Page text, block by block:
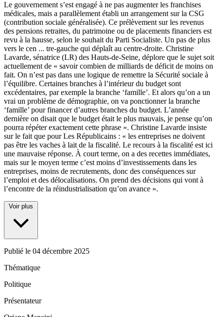
Le gouvernement s’est engagé à ne pas augmenter les franchises
médicales, mais a parallèlement établi un arrangement sur la CSG
(contribution sociale généralisée). Ce prélèvement sur les revenus
des pensions retraites, du patrimoine ou de placements financiers est
revu à la hausse, selon le souhait du Parti Socialiste. Un pas de plus
vers le cen ... tre-gauche qui déplaît au centre-droite. Christine
Lavarde, sénatrice (LR) des Hauts-de-Seine, déplore que le sujet soit
actuellement de « savoir combien de milliards de déficit de moins on
fait. On n’est pas dans une logique de remettre la Sécurité sociale à
l’équilibre. Certaines branches à l’intérieur du budget sont
excédentaires, par exemple la branche ‘famille’. Et alors qu’on a un
vrai un problème de démographie, on va ponctionner la branche
‘famille’ pour financer d’autres branches du budget. L’année
dernière on disait que le budget était le plus mauvais, je pense qu’on
pourra répéter exactement cette phrase ». Christine Lavarde insiste
sur le fait que pour Les Républicains : « les entreprises ne doivent
pas être les vaches à lait de la fiscalité. Le recours à la fiscalité est ici
une mauvaise réponse. À court terme, on a des recettes immédiates,
mais sur le moyen terme c’est moins d’investissements dans les
entreprises, moins de recrutements, donc des conséquences sur
l’emploi et des délocalisations. On prend des décisions qui vont à
l’encontre de la réindustrialisation qu’on avance ».
Voir plus
Publié le 04 décembre 2025
Thématique
Politique
Présentateur